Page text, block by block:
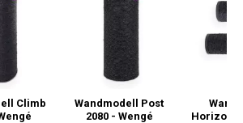
Climb
Wandmodell Post
2080 - Wengé
Horizon